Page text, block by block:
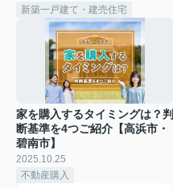
新築一戸建て・建売住宅
家を購入するタイミングは？判
断基準を4つご紹介【高浜市・
碧南市】
2025.10.25
不動産購入